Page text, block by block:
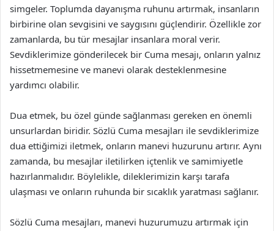
simgeler. Toplumda dayanışma ruhunu artırmak, insanların
birbirine olan sevgisini ve saygısını güçlendirir. Özellikle zor
zamanlarda, bu tür mesajlar insanlara moral verir.
Sevdiklerimize gönderilecek bir Cuma mesajı, onların yalnız
hissetmemesine ve manevi olarak desteklenmesine
yardımcı olabilir.
Dua etmek, bu özel günde sağlanması gereken en önemli
unsurlardan biridir. Sözlü Cuma mesajları ile sevdiklerimize
dua ettiğimizi iletmek, onların manevi huzurunu artırır. Aynı
zamanda, bu mesajlar iletilirken içtenlik ve samimiyetle
hazırlanmalıdır. Böylelikle, dileklerimizin karşı tarafa
ulaşması ve onların ruhunda bir sıcaklık yaratması sağlanır.
Sözlü Cuma mesajları, manevi huzurumuzu artırmak için